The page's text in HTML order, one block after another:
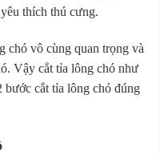
thích thú cưng.
chó vô cùng quan trọng và
Vậy cắt tỉa lông chó như
bước cắt tỉa lông chó đúng